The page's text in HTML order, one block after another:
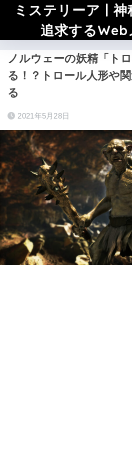
ミステリーア | 神
追求するWeb
ノルウェーの妖精「ト
る！？トロール人形や
る
2021年5月28日